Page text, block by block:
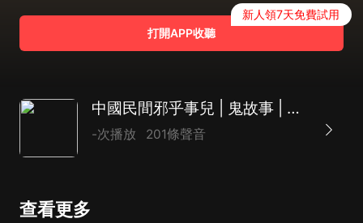
打開APP收聽
新人領7天免費試用
中國民間邪乎事兒 | 鬼故事 | 靈異
-次播放 201條聲音
查看更多